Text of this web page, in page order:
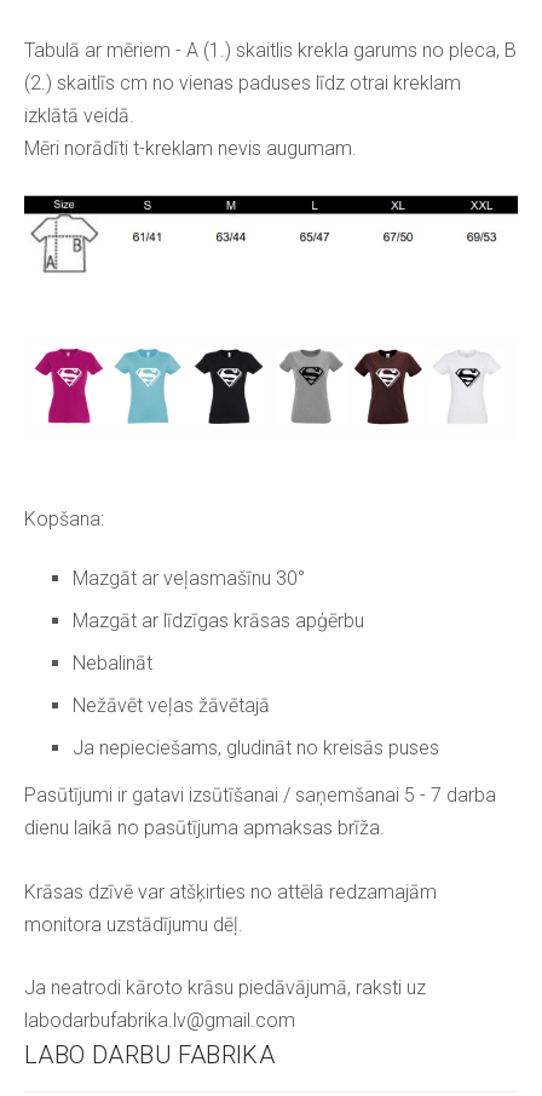
LABO DARBU FABRIKA
Tabulā ar mēriem - A (1.) skaitlis krekla garums no pleca, B
(2.) skaitlīs cm no vienas paduses līdz otrai kreklam
izklātā veidā.
Mēri norādīti t-kreklam nevis augumam.
Kopšana:
Mazgāt ar veļasmašīnu 30°
Mazgāt ar līdzīgas krāsas apģērbu
Nebalināt
Nežāvēt veļas žāvētajā
Ja nepieciešams, gludināt no kreisās puses
Pasūtījumi ir gatavi izsūtīšanai / saņemšanai 5 - 7 darba
dienu laikā no pasūtījuma apmaksas brīža.
Krāsas dzīvē var atšķirties no attēlā redzamajām
monitora uzstādījumu dēļ.
Ja neatrodi kāroto krāsu piedāvājumā, raksti uz
labodarbufabrika.lv@gmail.com